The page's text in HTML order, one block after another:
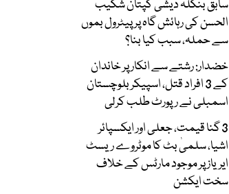
سابق بنگلہ دیشی کپتان شکیب
الحسن کی رہائش گاہ پر پیٹرول بموں
سے حملہ، سبب کیا بنا؟
خضدار: رشتے سے انکار پر خاندان
کے 3 افراد قتل، اسپیکر بلوچستان
اسمبلی نے رپورٹ طلب کرلی
3 گنا قیمت، جعلی اور ایکسپائر
اشیا، سلمیٰ بٹ کا موٹروے ریسٹ
ایریاز پر موجود مارٹس کے خلاف
سخت ایکشن